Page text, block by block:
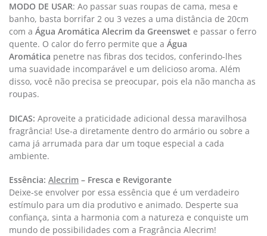
MODO DE USAR: Ao passar suas roupas de cama, mesa e
banho, basta borrifar 2 ou 3 vezes a uma distância de 20cm
com a Água Aromática Alecrim da Greenswet e passar o ferro
quente. O calor do ferro permite que a Água
Aromática penetre nas fibras dos tecidos, conferindo-lhes
uma suavidade incomparável e um delicioso aroma. Além
disso, você não precisa se preocupar, pois ela não mancha as
roupas.
DICAS: Aproveite a praticidade adicional dessa maravilhosa
fragrância! Use-a diretamente dentro do armário ou sobre a
cama já arrumada para dar um toque especial a cada
ambiente.
Essência: Alecrim – Fresca e Revigorante
Deixe-se envolver por essa essência que é um verdadeiro
estímulo para um dia produtivo e animado. Desperte sua
confiança, sinta a harmonia com a natureza e conquiste um
mundo de possibilidades com a Fragrância Alecrim!